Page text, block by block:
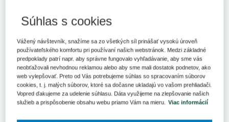
medzi nimi viac ako 2 000 mladých ľudí, prišlo v dôsledku
rakoviny o život. Odborníci na ministerstve zdravotníctva
Minister zdravotníctva SR Vladimír Lengvarský sa dnes pri
príležitosti otvorenia Bratislavských onkologických dní
prihovoril odborníkom a poďakoval im za ich náročnú prácu a
starostlivosť o pacienta.
„Dovoľte, aby som sa Vám v prvom rade poďakoval za Vašu
prácu, za Vaše nasadenie v starostlivosti o pacientov,
príhovore minister zdravotníctva SR Vladimír Lengvarský.
Súhlas s cookies
Vážený návštevník, snažíme sa zo všetkých síl prinášať vysokú úroveň
používateľského komfortu pri používaní našich webstránok. Medzi základné
predpoklady patrí napr. aby správne fungovalo vyhľadávanie, aby sme vás
neobťažovali nevhodnou reklamou alebo aby sme mali dostatok podnetov, ako
web vylepšovať. Preto od Vás potrebujeme súhlas so spracovaním súborov
cookies, t. j. malých súborov, ktoré sa dočasne ukladajú vo vašom prehliadači.
Vopred ďakujeme za udelenie súhlasu. Dáta využijeme na zlepšovanie našich
služieb a prispôsobenie obsahu webu priamo Vám na mieru.
Viac informácií